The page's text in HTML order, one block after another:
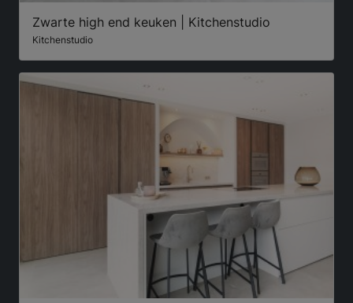
Zwarte high end keuken | Kitchenstudio
Kitchenstudio